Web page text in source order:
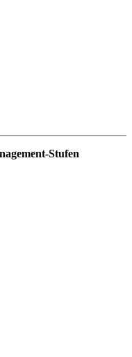
Stufen